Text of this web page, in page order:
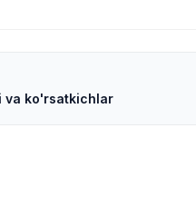
va ko'rsatkichlar